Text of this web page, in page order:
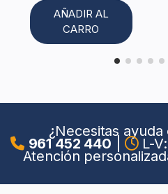
AÑADIR AL
CARRO
¿Necesitas
961 452 440 L-
Atención